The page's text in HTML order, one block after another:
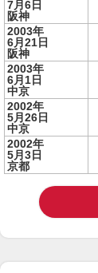
7月6日
阪神
2003年
6月21日
阪神
2003年
6月1日
中京
2002年
5月26日
中京
2002年
5月3日
京都